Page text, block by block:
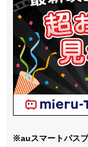
※auスマートパス